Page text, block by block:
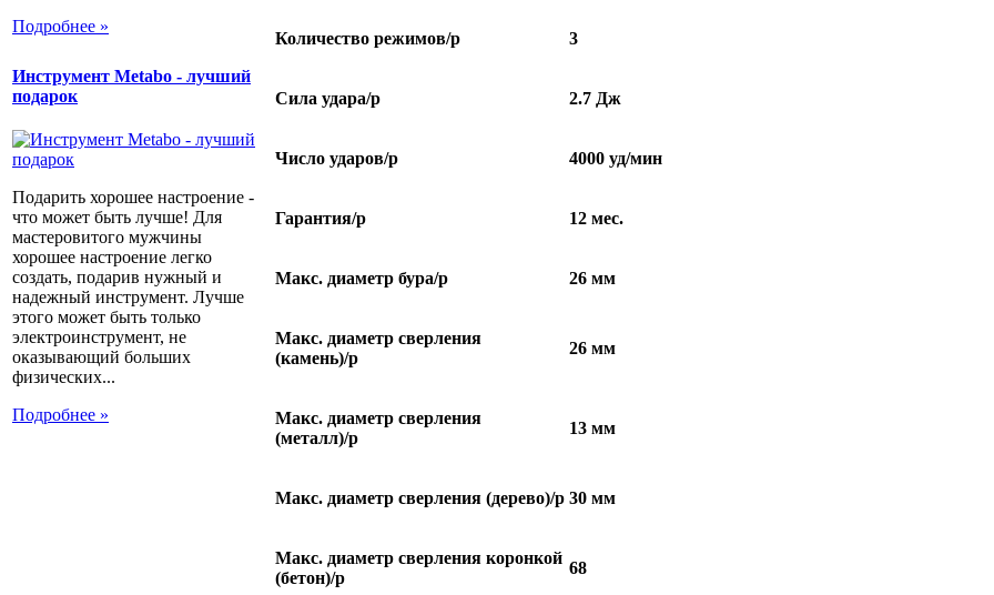
Подробнее »
Инструмент Metabo - лучший
подарок
Подарить хорошее настроение -
что может быть лучше! Для
мастеровитого мужчины
хорошее настроение легко
создать, подарив нужный и
надежный инструмент. Лучше
этого может быть только
электроинструмент, не
оказывающий больших
физических...
Подробнее »
Количество режимов/p 3
Сила удара/p 2.7 Дж
Число ударов/p 4000 уд/мин
Гарантия/p 12 мес.
Макс. диаметр бура/p 26 мм
Макс. диаметр сверления
(камень)/p
26 мм
Макс. диаметр сверления
(металл)/p
13 мм
Макс. диаметр сверления (дерево)/p 30 мм
Макс. диаметр сверления коронкой
(бетон)/p
68